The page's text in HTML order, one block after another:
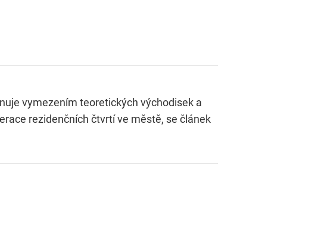
vymezením teoretických východisek a
rezidenčních čtvrtí ve městě, se článek